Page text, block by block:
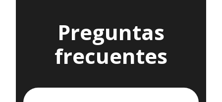
Preguntas
frecuentes